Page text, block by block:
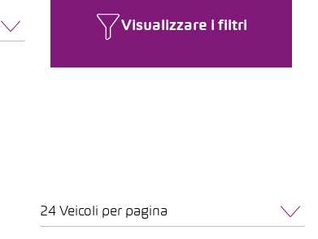
Visualizzare i filtri
24 Veicoli per pagina